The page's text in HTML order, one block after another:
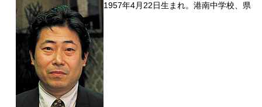
1957年4月22日生まれ。港南中学校、県